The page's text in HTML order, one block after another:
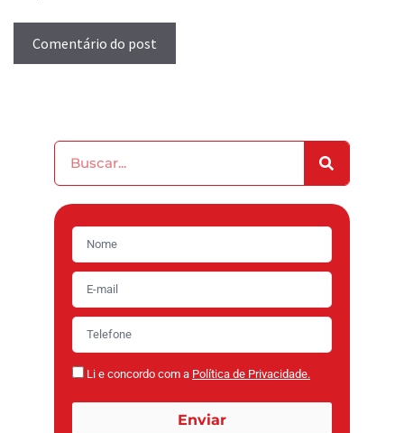
Li e concordo com a Política de Privacidade.
Enviar